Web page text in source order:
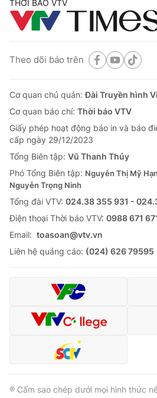
THỜI BÁO VTV
Theo dõi báo trên
Cơ quan chủ quản:Đài Truyền hình
Cơ quan báo chí: Thời báo VTV
Giấy phép hoạt động báo in và báo
cấp ngày 29/12/2023
Tổng Biên tập: Vũ Thanh Thủy
Phó Tổng Biên tập: Nguyễn Thị Mỹ
Nguyễn Trọng Ninh
Tổng đài VTV: 024.38 355 931 -
Ðiện thoại Thời báo VTV: 0988 671
Email: toasoan@vtv.vn
Liên hệ quảng cáo: (024) 626 79595
® Cấm sao chép dưới mọi hình thức